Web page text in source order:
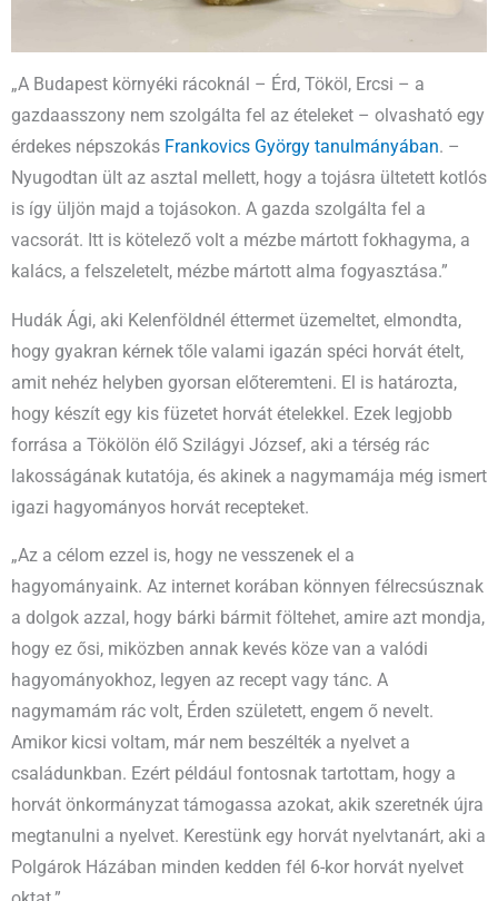
„A Budapest környéki rácoknál – Érd, Tököl, Ercsi – a
gazdaasszony nem szolgálta fel az ételeket – olvasható egy
érdekes népszokás Frankovics György tanulmányában. –
Nyugodtan ült az asztal mellett, hogy a tojásra ültetett kotlós
is így üljön majd a tojásokon. A gazda szolgálta fel a
vacsorát. Itt is kötelező volt a mézbe mártott fokhagyma, a
kalács, a felszeletelt, mézbe mártott alma fogyasztása.”
Hudák Ági, aki Kelenföldnél éttermet üzemeltet, elmondta,
hogy gyakran kérnek tőle valami igazán spéci horvát ételt,
amit nehéz helyben gyorsan előteremteni. El is határozta,
hogy készít egy kis füzetet horvát ételekkel. Ezek legjobb
forrása a Tökölön élő Szilágyi József, aki a térség rác
lakosságának kutatója, és akinek a nagymamája még ismert
igazi hagyományos horvát recepteket.
„Az a célom ezzel is, hogy ne vesszenek el a
hagyományaink. Az internet korában könnyen félrecsúsznak
a dolgok azzal, hogy bárki bármit föltehet, amire azt mondja,
hogy ez ősi, miközben annak kevés köze van a valódi
hagyományokhoz, legyen az recept vagy tánc. A
nagymamám rác volt, Érden született, engem ő nevelt.
Amikor kicsi voltam, már nem beszélték a nyelvet a
családunkban. Ezért például fontosnak tartottam, hogy a
horvát önkormányzat támogassa azokat, akik szeretnék újra
megtanulni a nyelvet. Kerestünk egy horvát nyelvtanárt, aki a
Polgárok Házában minden kedden fél 6-kor horvát nyelvet